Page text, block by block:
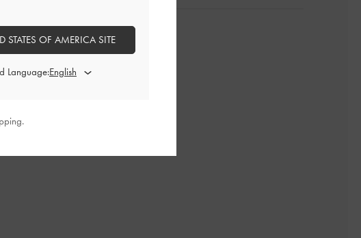
STATES OF AMERICA SITE
Language: